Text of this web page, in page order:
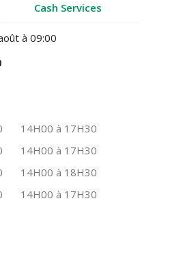
Cash Services
à 09:00
14H00 à 17H30
14H00 à 17H30
14H00 à 18H30
14H00 à 17H30